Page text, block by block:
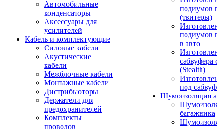
Автомобильные
конденсаторы
Аксессуары для
усилителей
Кабель и комплектующие
Силовые кабели
Акустические
кабели
Межблочные кабели
Монтажные кабели
Дистрибьюторы
Держатели для
предохранителей
Комплекты
проводов
подиумов
(твитеры)
подиумов
в авто
сабвуфера
(Stealth)
под
Шумоизоляция
багажника